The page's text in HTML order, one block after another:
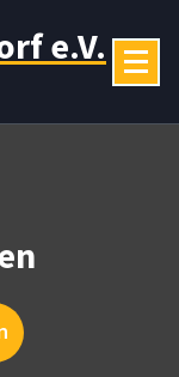
e.V.